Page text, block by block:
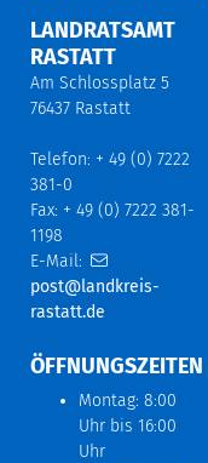
LANDRATSAMT
RASTATT
Am Schlossplatz 5
76437 Rastatt
Telefon: + 49 (0) 7222
381-0
Fax: + 49 (0) 7222 381-
1198
E-Mail:
post@landkreis-
rastatt.de
ÖFFNUNGSZEITEN
Montag: 8:00
Uhr bis 16:00
Uhr